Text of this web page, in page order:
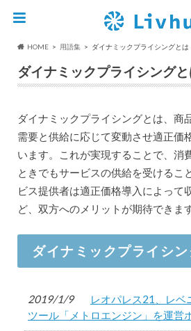
HOME 用語集 ダイナミックプライシングとは
ダイナミックプライシング
ダイナミックプライシングとは、商
需要と供給に応じて変動させ適正価
います。これが実現することで、消
ときでもサービスの供給を受けるこ
ビス提供者は適正価格導入によって
ど、双方へのメリットが期待できます
ダイナミックプライシ
2019/1/9
レオパレス21、レベ
ツール「メトロエンジン」を運営